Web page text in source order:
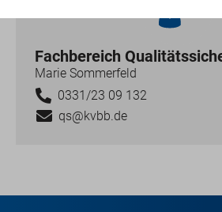
Fachbereich
Marie Sommerfeld
0331/23 09 132
qs@kvbb.de